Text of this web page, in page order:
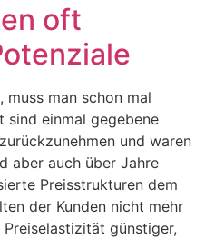
oft
muss man schon mal
sind einmal gegebene
und waren
aber auch über Jahre
Preisstrukturen dem
der Kunden nicht mehr
günstiger,